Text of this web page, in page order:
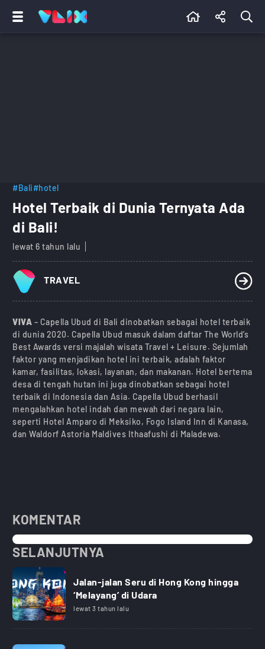
#Bali#hotel
Hotel Terbaik di Dunia Ternyata Ada
di Bali!
lewat 6 tahun lalu
TRAVEL
VIVA – Capella Ubud di Bali dinobatkan sebagai hotel terbaik
di dunia 2020. Capella Ubud masuk dalam daftar The World’s
Best Awards versi majalah wisata Travel + Leisure. Sejumlah
faktor yang menjadikan hotel ini terbaik, adalah faktor
kamar, fasilitas, lokasi, layanan, dan makanan. Hotel bertema
desa di tengah hutan ini juga dinobatkan sebagai hotel
terbaik di Indonesia dan Asia. Capella Ubud berhasil
mengalahkan hotel indah dan mewah dari negara lain,
seperti Hotel Amparo di Meksiko, Fogo Island Inn di Kanasa,
dan Waldorf Astoria Maldives Ithaafushi di Maladewa.
KOMENTAR
SELANJUTNYA
Jalan-jalan Seru di Hong Kong hingga
‘Melayang’ di Udara
lewat 3 tahun lalu